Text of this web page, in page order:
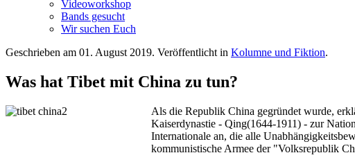
Videoworkshop
Bands gesucht
Wir suchen Euch
Geschrieben am 01. August 2019. Veröffentlicht in Kolumne und Fiktion.
Was hat Tibet mit China zu tun?
Als die Republik China gegründet wurde,
Kaiserdynastie - Qing(1644-1911) - zur
Internationale an, die alle
kommunistische Armee der "Volksrepublik